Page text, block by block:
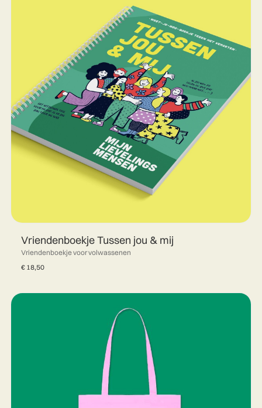
Vriendenboekje Tussen jou & mij
Vriendenboekje voor volwassenen
€ 18,50